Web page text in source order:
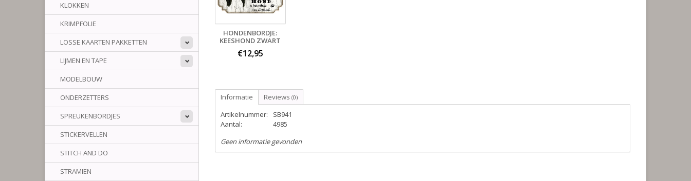
KLOKKEN
KRIMPFOLIE
LOSSE KAARTEN PAKKETTEN
LIJMEN EN TAPE
MODELBOUW
ONDERZETTERS
SPREUKENBORDJES
STICKERVELLEN
STITCH AND DO
STRAMIEN
HONDENBORDJE:
KEESHOND ZWART
€12,95
Informatie Reviews (0)
Artikelnummer:
SB941
Aantal:
4985
Geen informatie gevonden